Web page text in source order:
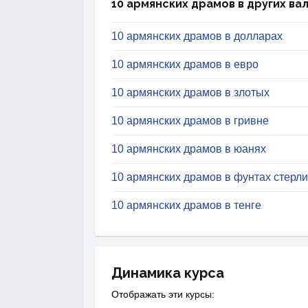
10 армянских драмов в других
10 армянских драмов в долларах
10 армянских драмов в евро
10 армянских драмов в злотых
10 армянских драмов в гривне
10 армянских драмов в юанях
10 армянских драмов в фунтах
10 армянских драмов в тенге
Динамика курса
Отображать эти курсы: